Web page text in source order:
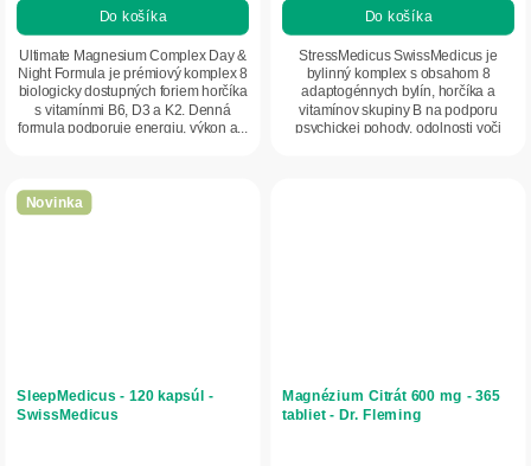
Do košíka
Ultimate Magnesium Complex Day &
Night Formula je prémiový komplex 8
biologicky dostupných foriem horčíka
s vitamínmi B6, D3 a K2. Denná
formula podporuje energiu, výkon a...
Do košíka
StressMedicus SwissMedicus je
bylinný komplex s obsahom 8
adaptogénnych bylín, horčíka a
vitamínov skupiny B na podporu
psychickej pohody, odolnosti voči
Novinka
SleepMedicus - 120 kapsúl -
SwissMedicus
Magnézium Citrát 600 mg - 365
tabliet - Dr. Fleming